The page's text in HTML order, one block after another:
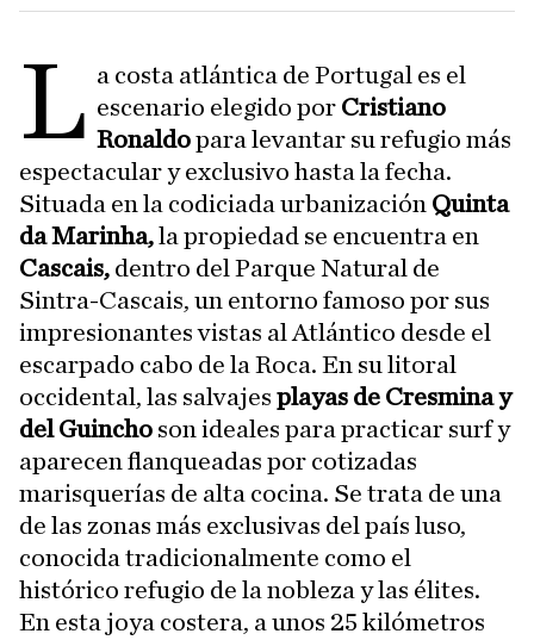
L a costa atlántica de Portugal es el
escenario elegido por Cristiano
Ronaldopara levantar su refugio más
espectacular y exclusivo hasta la fecha.
Situada en la codiciada urbanización Quinta
da Marinha,la propiedad se encuentra en
Cascais, dentro del Parque Natural de
Sintra-Cascais, un entorno famoso por sus
impresionantes vistas al Atlántico desde el
escarpado cabo de la Roca. En su litoral
occidental, las salvajes playas de Cresmina y
del Guincho son ideales para practicar surf y
aparecen flanqueadas por cotizadas
marisquerías de alta cocina. Se trata de una
de las zonas más exclusivas del país luso,
conocida tradicionalmente como el
histórico refugio de la nobleza y las élites.
En esta joya costera, a unos 25 kilómetros